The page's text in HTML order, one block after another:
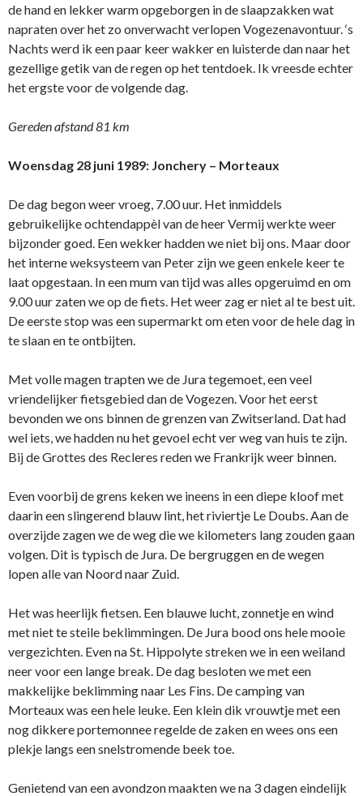
de hand en lekker warm opgeborgen in de slaapzakken wat
napraten over het zo onverwacht verlopen Vogezenavontuur. ‘s
Nachts werd ik een paar keer wakker en luisterde dan naar het
gezellige getik van de regen op het tentdoek. Ik vreesde echter
het ergste voor de volgende dag.
Gereden afstand 81 km
Woensdag 28 juni 1989: Jonchery – Morteaux
De dag begon weer vroeg, 7.00 uur. Het inmiddels
gebruikelijke ochtendappèl van de heer Vermij werkte weer
bijzonder goed. Een wekker hadden we niet bij ons. Maar door
het interne weksysteem van Peter zijn we geen enkele keer te
laat opgestaan. In een mum van tijd was alles opgeruimd en om
9.00 uur zaten we op de fiets. Het weer zag er niet al te best uit.
De eerste stop was een supermarkt om eten voor de hele dag in
te slaan en te ontbijten.
Met volle magen trapten we de Jura tegemoet, een veel
vriendelijker fietsgebied dan de Vogezen. Voor het eerst
bevonden we ons binnen de grenzen van Zwitserland. Dat had
wel iets, we hadden nu het gevoel echt ver weg van huis te zijn.
Bij de Grottes des Recleres reden we Frankrijk weer binnen.
Even voorbij de grens keken we ineens in een diepe kloof met
daarin een slingerend blauw lint, het riviertje Le Doubs. Aan de
overzijde zagen we de weg die we kilometers lang zouden gaan
volgen. Dit is typisch de Jura. De bergruggen en de wegen
lopen alle van Noord naar Zuid.
Het was heerlijk fietsen. Een blauwe lucht, zonnetje en wind
met niet te steile beklimmingen. De Jura bood ons hele mooie
vergezichten. Even na St. Hippolyte streken we in een weiland
neer voor een lange break. De dag besloten we met een
makkelijke beklimming naar Les Fins. De camping van
Morteaux was een hele leuke. Een klein dik vrouwtje met een
nog dikkere portemonnee regelde de zaken en wees ons een
plekje langs een snelstromende beek toe.
Genietend van een avondzon maakten we na 3 dagen eindelijk